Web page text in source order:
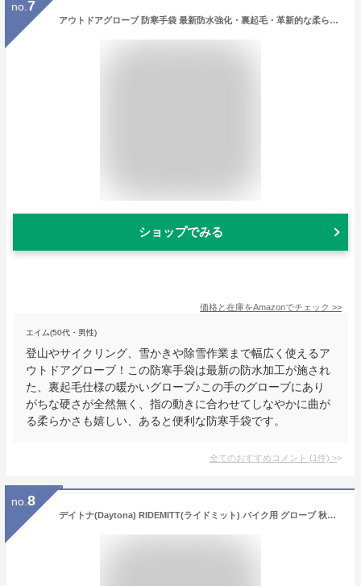
no. 7
アウトドアグローブ 防寒手袋 最新防水強化・裏起毛・革新的な柔らかさ タッチ技術・滑り止め 手袋 メンズ 防水 防風 防寒 保温 ランニング サイクリング バイク 登山 サイクリング 釣り 自転車 通勤 通学 作業 男女兼用 (ブラック, L)
ショップでみる
価格と在庫をAmazonでチェック >>
エイム(50代・男性)
登山やサイクリング、雪かきや除雪作業まで幅広く使えるア
ウトドアグローブ！この防寒手袋は最新の防水加工が施され
た、裏起毛仕様の暖かいグローブ♪この手のグローブにあり
がちな硬さが全然無く、指の動きに合わせてしなやかに曲が
る柔らかさも嬉しい、あると便利な防寒手袋です。
全てのおすすめコメント (1件) >
no. 8
デイトナ(Daytona) RIDEMITT(ライドミット) バイク用 グローブ 秋冬 防水 ネオプレン 防水グローブ 003 ブラック Lサイズ 68005